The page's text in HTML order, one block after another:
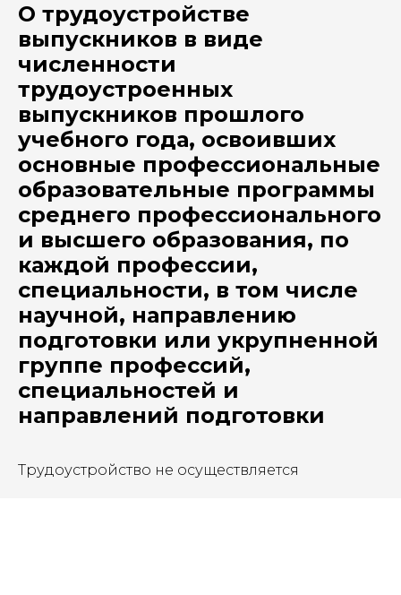
О трудоустройстве
выпускников в виде
численности
трудоустроенных
выпускников прошлого
учебного года, освоивших
основные профессиональные
образовательные программы
среднего профессионального
и высшего образования, по
каждой профессии,
специальности, в том числе
научной, направлению
подготовки или укрупненной
группе профессий,
специальностей и
направлений подготовки
Трудоустройство не осуществляется